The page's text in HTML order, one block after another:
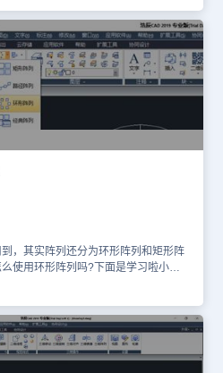
按钮。“阵列”对话框将关闭，程序将
定环形阵列的圆心。 4．单击“选择
序将提示选择对象。5．选择要创建
，选择以下方法之一：项目总数和填
填充角度和项目间的角度7．输入项
用。8．使用以下方法之一：输入填
“填充角度”指定围绕阵列圆周要填
个项目之间的距离。单击“拾取要填
度”按钮，然后使用定点设备指定要填
以设置以下选项之一：要沿阵列方向
目”。 样例区域显示结果。要指定 X
基点”按钮并使用定点设备指定点。
就是cad环形阵列功能，非常容易操
前往浩辰cad官网去查看更多精彩
，其实阵列还分为环形阵列和矩形阵
使用环形阵列吗?下面是学习啦小编
进入列阵设置。然后我们在列阵的
阵。 然后我们选择好我们的环形列
们中心点也就是我们对象的环绕点，
可以了，选择对象也就是我们的第一